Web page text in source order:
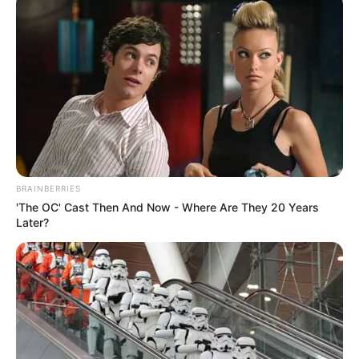
Εύβοια: Θρήνος για παλικάρι που δεν
κατάφερε να κρατηθεί στην ζωή
Σοβαρό τροχαίο στην Εύβοια: Ώρες αγωνίας
για γυναίκα
Ακολουθήστε το evianews.com στο
Google
News
BRAINBERRIES
'The OC' Cast Then And Now - Where Are They 20 Years
Later?